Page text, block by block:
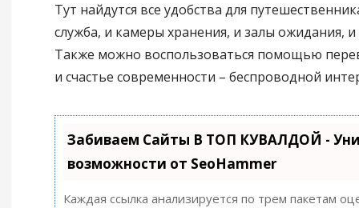
Тут найдутся все удобства для
служба, и камеры хранения, и залы ожидания, и
Также можно воспользоваться помощью
и счастье современности – беспроводной
Забиваем Сайты В ТОП КУВАЛДОЙ -
возможности от SeoHammer
Каждая ссылка анализируется по трем пакетам